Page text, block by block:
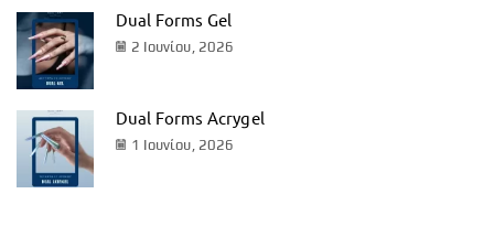
Dual Forms Gel
2 Ιουνίου, 2026
Dual Forms Acrygel
1 Ιουνίου, 2026